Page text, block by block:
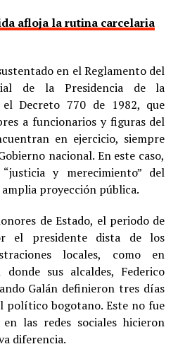
afloja la rutina carcelaria
en el Reglamento del
de la Presidencia de la
Decreto 770 de 1982, que
a funcionarios y figuras del
en ejercicio, siempre
nacional. En este caso,
y merecimiento” del
proyección pública.
de Estado, el periodo de
el presidente dista de los
locales, como en
sus alcaldes, Federico
Galán definieron tres días
político bogotano. Este no fue
las redes sociales hicieron
diferencia.